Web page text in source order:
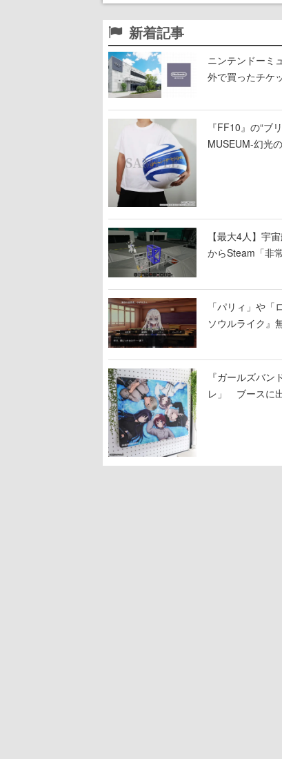
新着記事
ニンテンドーミ
外で買ったチケ
『FF10』の“ブ
MUSEUM-幻光
【最大4人】宇
からSteam「非
「パリィ」や
ソウルライク』
『ガールズバ
レ」 ブースに